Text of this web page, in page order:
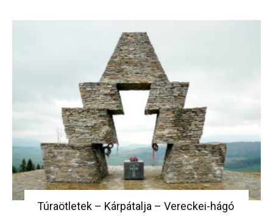
Túraötletek – Kárpátalja – Vereckei-hágó